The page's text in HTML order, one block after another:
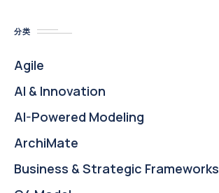
分类
Agile
AI & Innovation
AI-Powered Modeling
ArchiMate
Business & Strategic Frameworks